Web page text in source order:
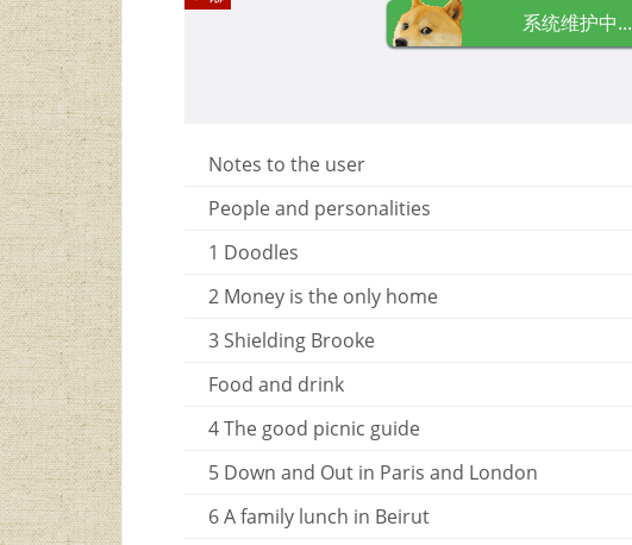
系统维护中...
Notes to the user
People and personalities
1 Doodles
2 Money is the only home
3 Shielding Brooke
Food and drink
4 The good picnic guide
5 Down and Out in Paris and London
6 A family lunch in Beirut